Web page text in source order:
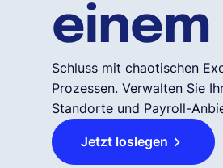
einem
Schluss mit chaotischen
Prozessen. Verwalten Sie
Standorte und Payroll-
Jetzt loslegen